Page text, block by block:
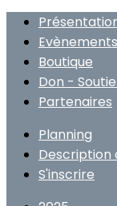
Evènements
Boutique
Don -
Partenaires
Planning
Description
S'inscrire